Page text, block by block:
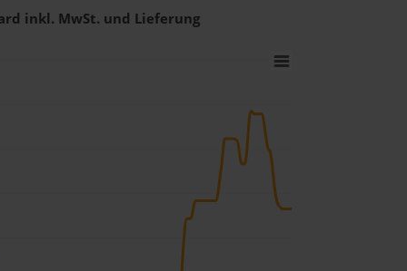
inkl. MwSt. und Lieferung